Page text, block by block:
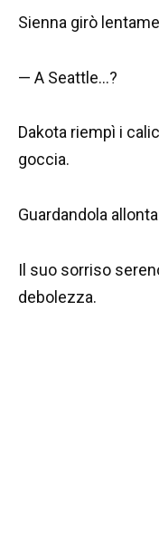
Sienna girò
— A Seattle…?
Dakota riempì i
goccia.
Guardandola
Il suo sorriso
debolezza.